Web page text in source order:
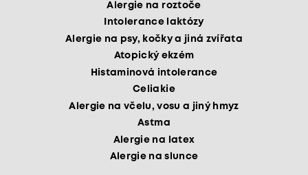
Alergie na roztoče
Intolerance laktózy
Alergie na psy, kočky a jiná zvířata
Atopický ekzém
Histaminová intolerance
Celiakie
Alergie na včelu, vosu a jiný hmyz
Astma
Alergie na latex
Alergie na slunce